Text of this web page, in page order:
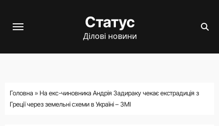
Статус
Ділові новини
Головна » На екс-чиновника Андрія Задираку чекає екстрадиція з
Греції через земельні схеми в Україні – ЗМІ